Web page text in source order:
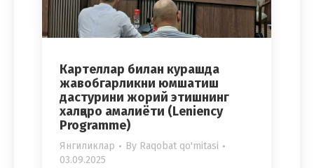
Картеллар билан курашда
жавобгарликни юмшатиш
дастурини жорий этишнинг
халқаро амалиёти (Leniency
Programme)
Янгиликлар By Raqobat qo'mitasi
03.09.2025